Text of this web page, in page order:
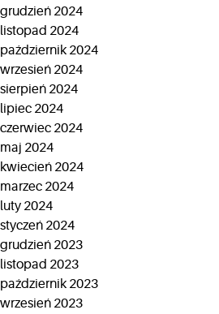
grudzień 2024
listopad 2024
październik 2024
wrzesień 2024
sierpień 2024
lipiec 2024
czerwiec 2024
maj 2024
kwiecień 2024
marzec 2024
luty 2024
styczeń 2024
grudzień 2023
listopad 2023
październik 2023
wrzesień 2023